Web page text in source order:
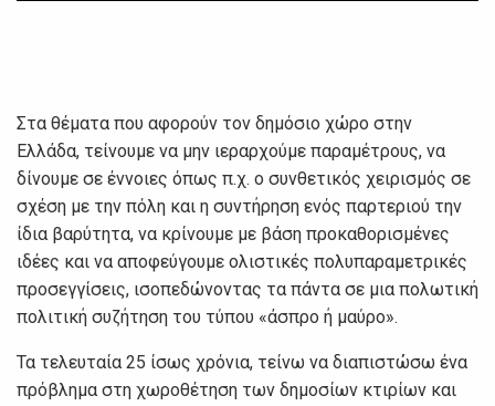
Στα θέματα που αφορούν τον δημόσιο χώρο στην
Ελλάδα, τείνουμε να μην ιεραρχούμε παραμέτρους, να
δίνουμε σε έννοιες όπως π.χ. ο συνθετικός χειρισμός σε
σχέση με την πόλη και η συντήρηση ενός παρτεριού την
ίδια βαρύτητα, να κρίνουμε με βάση προκαθορισμένες
ιδέες και να αποφεύγουμε ολιστικές πολυπαραμετρικές
προσεγγίσεις, ισοπεδώνοντας τα πάντα σε μια πολωτική
πολιτική συζήτηση του τύπου «άσπρο ή μαύρο».
Τα τελευταία 25 ίσως χρόνια, τείνω να διαπιστώσω ένα
πρόβλημα στη χωροθέτηση των δημοσίων κτιρίων και